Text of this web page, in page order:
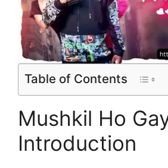
Table of Contents
Mushkil Ho
Introduction